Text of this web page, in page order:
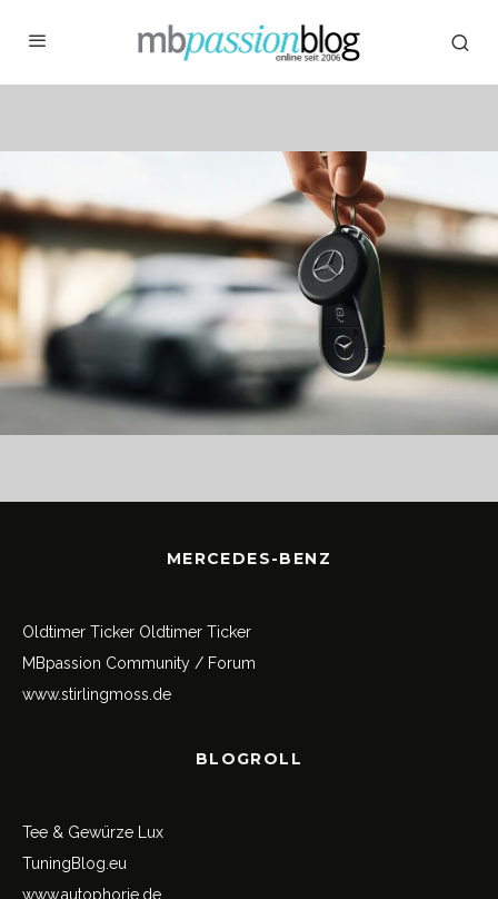
MERCEDES-BENZ
Oldtimer Ticker Oldtimer Ticker
MBpassion Community / Forum
www.stirlingmoss.de
BLOGROLL
Tee & Gewürze Lux
TuningBlog.eu
www.autophorie.de